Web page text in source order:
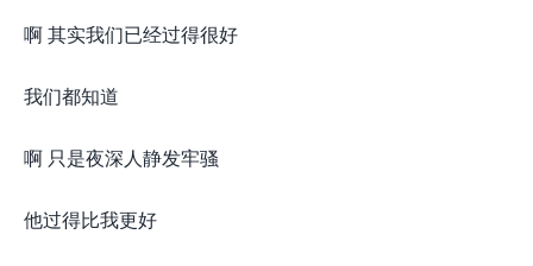
啊 其实我们已经过得很好
我们都知道
啊 只是夜深人静发牢骚
他过得比我更好